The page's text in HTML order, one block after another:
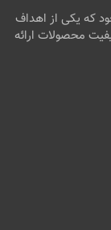
که یکی از اهداف
محصولات ارائه